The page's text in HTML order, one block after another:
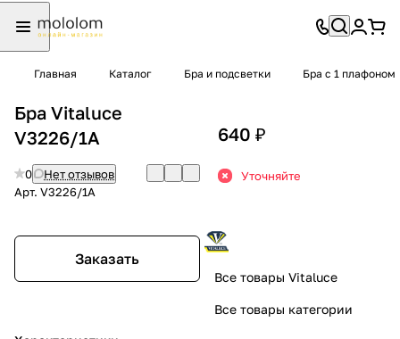
Главная Каталог Бра и подсветки Бра с 1 плафоном
Бра Vitaluce
V3226/1A
0
Нет отзывов
Арт. V3226/1A
Заказать
640 ₽
Уточняйте
Все товары Vitaluce
Все товары категории